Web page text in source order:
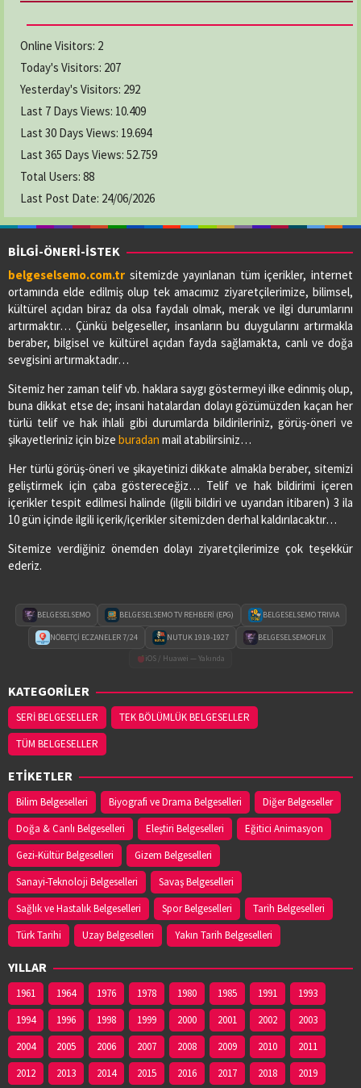
Online Visitors: 2
Today's Visitors: 207
Yesterday's Visitors: 292
Last 7 Days Views: 10.409
Last 30 Days Views: 19.694
Last 365 Days Views: 52.759
Total Users: 88
Last Post Date: 24/06/2026
BİLGİ-ÖNERİ-İSTEK
belgeselsemo.com.tr sitemizde yayınlanan tüm içerikler, internet
ortamında elde edilmiş olup tek amacımız ziyaretçilerimize, bilimsel,
kültürel açıdan biraz da olsa faydalı olmak, merak ve ilgi durumlarını
artırmaktır… Çünkü belgeseller, insanların bu duygularını artırmakla
beraber, bilgisel ve kültürel açıdan fayda sağlamakta, canlı ve doğa
sevgisini artırmaktadır…
Sitemiz her zaman telif vb. haklara saygı göstermeyi ilke edinmiş olup,
buna dikkat etse de; insani hatalardan dolayı gözümüzden kaçan her
türlü telif ve hak ihlali gibi durumlarda bildirileriniz, görüş-öneri ve
şikayetleriniz için bize buradan mail atabilirsiniz…
Her türlü görüş-öneri ve şikayetinizi dikkate almakla beraber, sitemizi
geliştirmek için çaba göstereceğiz… Telif ve hak bildirimi içeren
içerikler tespit edilmesi halinde (ilgili bildiri ve uyarıdan itibaren) 3 ila
10 gün içinde ilgili içerik/içerikler sitemizden derhal kaldırılacaktır…
Sitemize verdiğiniz önemden dolayı ziyaretçilerimize çok teşekkür
ederiz.
BELGESELSEMO BELGESELSEMO TV REHBERİ (EPG) BELGESELSEMO TRIVIA
NÖBETÇİ ECZANELER 7/24 NUTUK 1919-1927
BELGESELSEMOFLIX
iOS / Huawei — Yakında
KATEGORİLER
SERİ BELGESELLER
TEK BÖLÜMLÜK BELGESELLER
TÜM BELGESELLER
ETİKETLER
Bilim Belgeselleri Biyografi ve Drama Belgeselleri
Diğer Belgeseller
Doğa & Canlı Belgeselleri
Eleştiri Belgeselleri
Eğitici Animasyon
Gezi-Kültür Belgeselleri
Gizem Belgeselleri
Sanayi-Teknoloji Belgeselleri
Savaş Belgeselleri
Sağlık ve Hastalık Belgeselleri
Spor Belgeselleri
Tarih Belgeselleri
Türk Tarihi
Uzay Belgeselleri Yakın Tarih Belgeselleri
YILLAR
1961 1964 1976 1978 1980 1985 1991
1993
1994
1996 1998 1999 2000 2001 2002
2003
2004
2005 2006 2007 2008 2009 2010
2011
2012
2013 2014 2015 2016 2017 2018 2019